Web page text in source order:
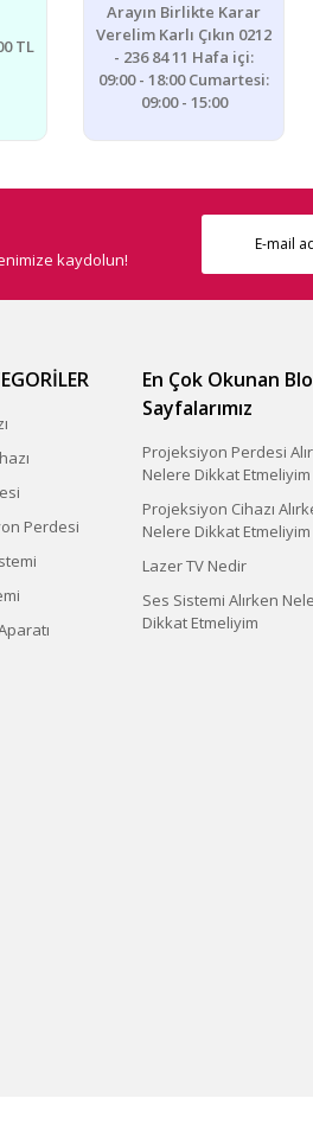
TL
Arayın Birlikte Karar
Verelim Karlı Çıkın 0212
- 236 84 11 Hafa içi:
09:00 - 18:00 Cumartesi:
09:00 - 15:00
kaydolun!
Perdesi
En Çok Okunan
Sayfalarımız
Projeksiyon Perdesi
Nelere Dikkat Etmeliyim
Projeksiyon Cihazı
Nelere Dikkat Etmeliyim
Lazer TV Nedir
Ses Sistemi Alırken
Dikkat Etmeliyim